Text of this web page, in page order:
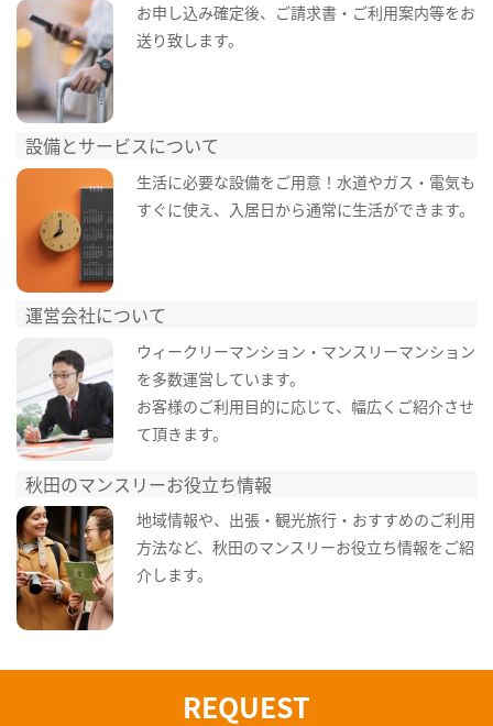
お申し込み確定後、ご請求書・ご利用案内等をお
送り致します。
設備とサービスについて
生活に必要な設備をご用意！水道やガス・電気も
すぐに使え、入居日から通常に生活ができます。
運営会社について
ウィークリーマンション・マンスリーマンション
を多数運営しています。
お客様のご利用目的に応じて、幅広くご紹介させ
て頂きます。
秋田のマンスリーお役立ち情報
地域情報や、出張・観光旅行・おすすめのご利用
方法など、秋田のマンスリーお役立ち情報をご紹
介します。
REQUEST